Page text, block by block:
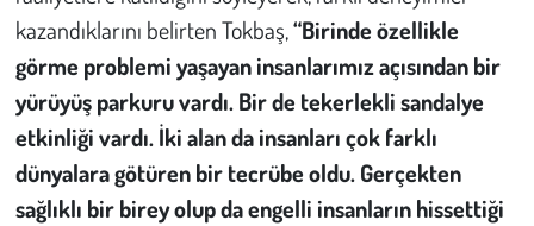
kazandıklarını belirten Tokbaş,“Birinde özellikle
görme problemi yaşayan insanlarımız açısından bir
yürüyüş parkuru vardı. Bir de tekerlekli sandalye
etkinliği vardı. İki alan da insanları çok farklı
dünyalara götüren bir tecrübe oldu. Gerçekten
sağlıklı bir birey olup da engelli insanların hissettiği